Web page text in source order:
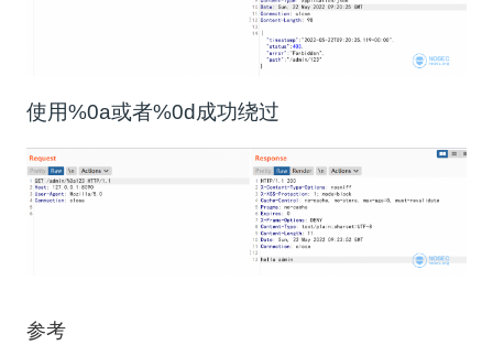
使用%0a或者%0d成功绕过
参考